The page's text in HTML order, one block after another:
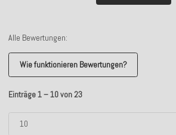
Alle Bewertungen:
Wie funktionieren Bewertungen?
Einträge 1 – 10 von 23